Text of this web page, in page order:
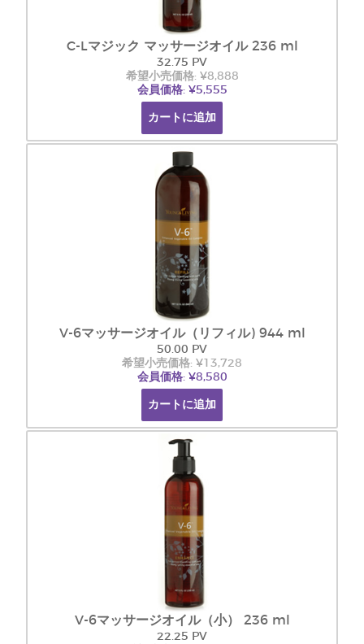
C-Lマジック マッサージオイル 236 ml
32.75 PV
希望小売価格: ¥8,888
会員価格: ¥5,555
カートに追加
V-6マッサージオイル（リフィル) 944 ml
50.00 PV
希望小売価格: ¥13,728
会員価格: ¥8,580
カートに追加
V-6マッサージオイル（小） 236 ml
22.25 PV